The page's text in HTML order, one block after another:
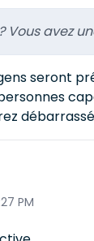
Vous avez
seront
débarrassé
PM